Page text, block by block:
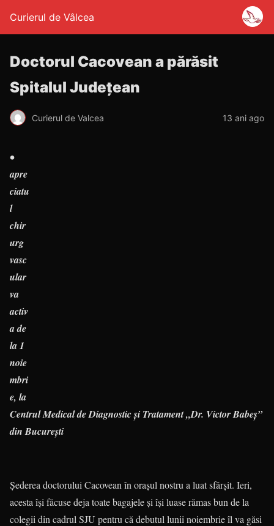
Curierul de Vâlcea
Doctorul Cacovean a părăsit
Spitalul Judeţean
Curierul de Valcea 13 ani ago
•
apre
ciatu
l
chir
urg
vasc
ular
va
activ
a de
la 1
noie
mbri
e, la
Centrul Medical de Diagnostic şi Tratament „Dr. Victor Babeş”
din Bucureşti
Şederea doctorului Cacovean în oraşul nostru a luat sfârşit. Ieri,
acesta îşi făcuse deja toate bagajele şi îşi luase rămas bun de la
colegii din cadrul SJU pentru că debutul lunii noiembrie îl va găsi